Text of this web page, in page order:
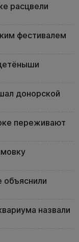
расцвели
фестивалем
донорской
переживают
назвали